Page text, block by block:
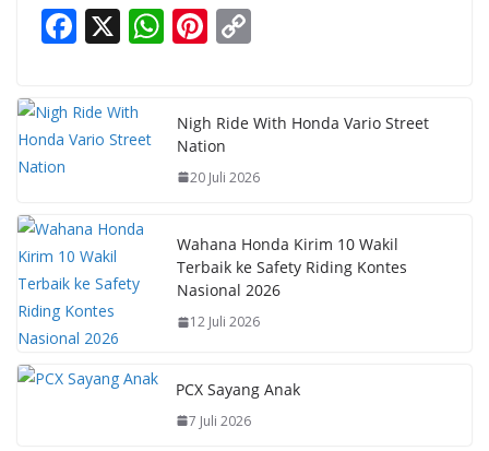
F
e
b
k
X W
s
A
p
Pi
e
st
y
Li
k
Nigh Ride With Honda Vario Street
Nation
20 Juli 2026
Wahana Honda Kirim 10 Wakil
Terbaik ke Safety Riding Kontes
Nasional 2026
12 Juli 2026
PCX Sayang Anak
7 Juli 2026